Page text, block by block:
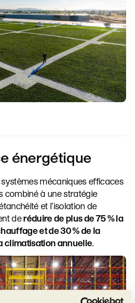
énergétique
mécaniques efficaces
combiné à une stratégie
et l’isolation de
deréduire de plus de 75 % la
et de 30 % de la
climatisation annuelle.